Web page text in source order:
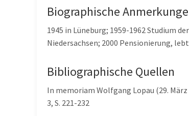
Biographische
1945 in Lüneburg; 1959-1962 Studium
Niedersachsen; 2000 Pensionierung,
Bibliographische Quellen
In memoriam Wolfgang Lopau (29.
3, S. 221-232